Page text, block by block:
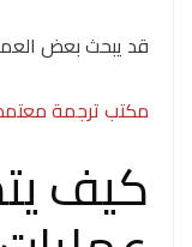
قد يبحث بعض
مكتب ترجمة
كيف